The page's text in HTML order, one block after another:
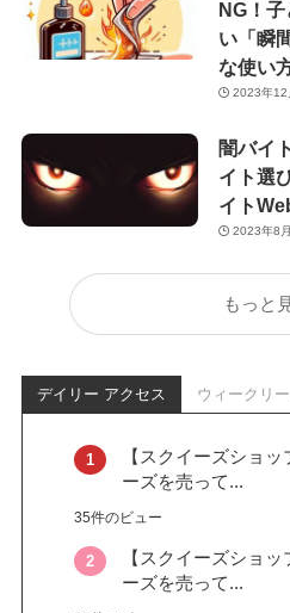
NG！
い「瞬
な使い
2023年12
闇バイ
イト選
イト
2023年8
もっと
デイリー アクセス ウィークリ
【スクイーズショ
ーズを売って...
35件のビュー
【スクイーズショ
ーズを売って...